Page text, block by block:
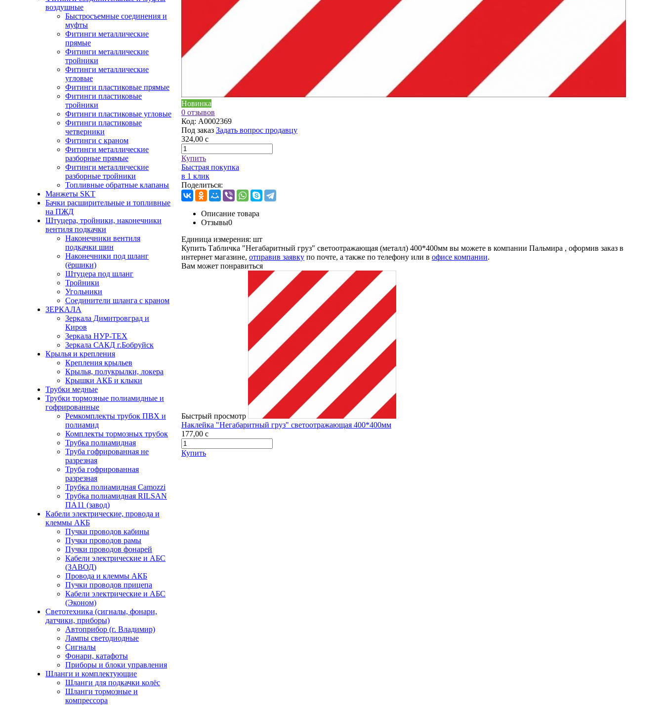
воздушные
Быстросъемные соединения и
муфты
Фитинги металлические
прямые
Фитинги металлические
тройники
Фитинги металлические
угловые
Фитинги пластиковые прямые
Фитинги пластиковые
тройники
Фитинги пластиковые угловые
Фитинги пластиковые
четверники
Фитинги с краном
Фитинги металлические
разборные прямые
Фитинги металлические
разборные тройники
Топливные обратные клапаны
Манжеты SKT
Бачки расширительные и топливные
на ПЖД
Штуцера, тройники, наконечники
вентиля подкачки
Наконечники вентиля
подкачки шин
Наконечники под шланг
(ёршики)
Штуцера под шланг
Тройники
Угольники
Соединители шланга с краном
ЗЕРКАЛА
Зеркала Димитровград и
Киров
Зеркала НУР-ТЕХ
Зеркала САКД г.Бобруйск
Крылья и крепления
Крепления крыльев
Крылья, полукрылки, локера
Крышки АКБ и клыки
Трубки медные
Трубки тормозные полиамидные и
гофрированные
Ремкомплекты трубок ПВХ и
полиамид
Комплекты тормозных трубок
Трубка полиамидная
Труба гофрированная не
разрезная
Труба гофрированная
разрезная
Трубка полиамидная Camozzi
Трубка полиамидная RILSAN
ПА11 (завод)
Кабели электрические, провода и
клеммы АКБ
Пучки проводов кабины
Пучки проводов рамы
Пучки проводов фонарей
Кабели электрические и АБС
(ЗАВОД)
Провода и клеммы АКБ
Пучки проводов прицепа
Кабели электрические и АБС
(Эконом)
Светотехника (сигналы, фонари,
датчики, приборы)
Автоприбор (г. Владимир)
Лампы светодиодные
Сигналы
Фонари, катафоты
Приборы и блоки управления
Шланги и комплектующие
Шланги для подкачки колёс
Шланги тормозные и
компрессора
Новинка
0 отзывов
Код: A0002369
Под заказ Задать вопрос продавцу
324,00 c
Купить
Быстрая покупка
в 1 клик
Поделиться:
Описание товара
Отзывы0
Единица измерения: шт
Купить Табличка "Негабаритный груз" светоотражающая (металл) 400*400мм вы можете в компании Пальмира , оформив заказ в
интернет магазине, отправив заявку по почте, а также по телефону или в офисе компании.
Вам может понравиться
Быстрый просмотр
Наклейка "Негабаритный груз" светоотражающая 400*400мм
177,00 c
Купить